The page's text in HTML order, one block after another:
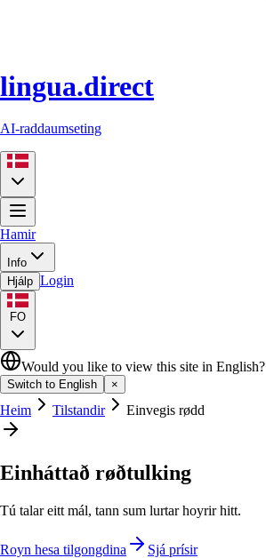
lingua.direct
AI-raddaumseting
Hamir
Info
Hjálp Login
FO
Would you like to view this site in English?
Switch to English ×
Heim Tilstandir Einvegis rødd
Einháttað røðtulking
Tú talar eitt mál, tann sum lurtar hoyrir hitt.
Royn hesa tilgongdina
Sjá prísir